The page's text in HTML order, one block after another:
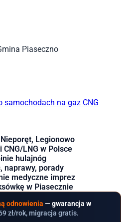
Piaseczno
Legionowo
LNG w Polsce
hulajnóg
naprawy, porady
medyczne imprez
w Piasecznie
odnowienia — gwarancja w
zł/rok, migracja gratis.